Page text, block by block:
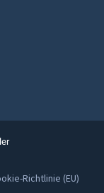
Richtlinie (EU)